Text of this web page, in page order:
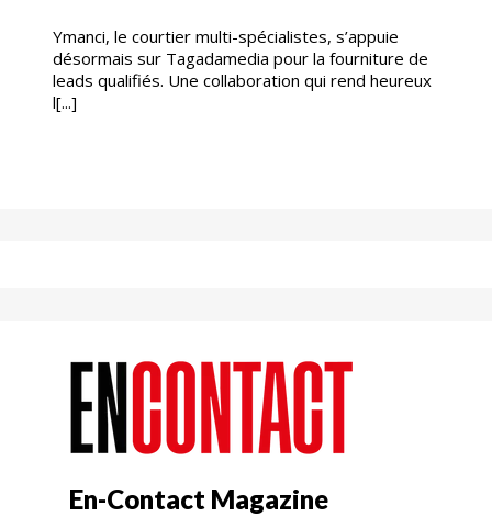
Ymanci, le courtier multi-spécialistes, s’appuie
désormais sur Tagadamedia pour la fourniture de
leads qualifiés. Une collaboration qui rend heureux
l[...]
En-Contact Magazine